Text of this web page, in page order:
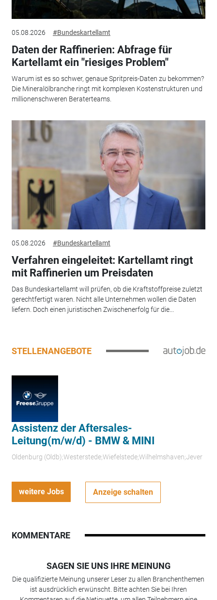
05.08.2026 #Bundeskartellamt
Daten der Raffinerien: Abfrage für
Kartellamt ein "riesiges Problem"
Warum ist es so schwer, genaue Spritpreis-Daten zu bekommen?
Die Mineralölbranche ringt mit komplexen Kostenstrukturen und
millionenschweren Beraterteams.
05.08.2026 #Bundeskartellamt
Verfahren eingeleitet: Kartellamt ringt
mit Raffinerien um Preisdaten
Das Bundeskartellamt will prüfen, ob die Kraftstoffpreise zuletzt
gerechtfertigt waren. Nicht alle Unternehmen wollen die Daten
liefern. Doch einen juristischen Zwischenerfolg für die...
STELLENANGEBOTE
Assistenz der Aftersales-
Leitung(m/w/d) - BMW & MINI
Oldenburg (Oldb);Westerstede;Wiefelstede;Wilhelmshaven;Jever
weitere Jobs Anzeige schalten
KOMMENTARE
SAGEN SIE UNS IHRE MEINUNG
Die qualifizierte Meinung unserer Leser zu allen Branchenthemen
ist ausdrücklich erwünscht. Bitte achten Sie bei Ihren